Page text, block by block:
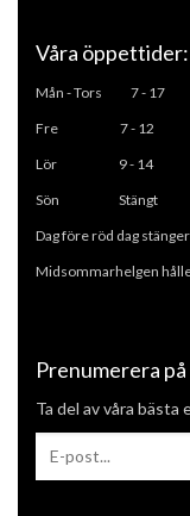
Våra öppettider:
Mån - Tors
7 - 17
Fre 7 - 12
L ör 9 - 14
Sön Stängt
Dag före röd dag
Midsommarhelgen
Prenumerera
Ta del av våra